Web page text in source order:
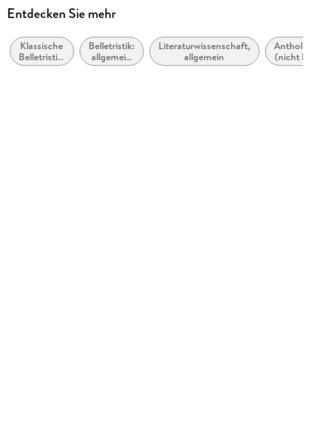
Verlag/Hersteller
Produktart
kartoniert
Entdecken Sie mehr
Klassische
Belletristik:
allgemein
Belletristik:
allgemein
und
Literaturwissenschaft,
allgemein
(nicht